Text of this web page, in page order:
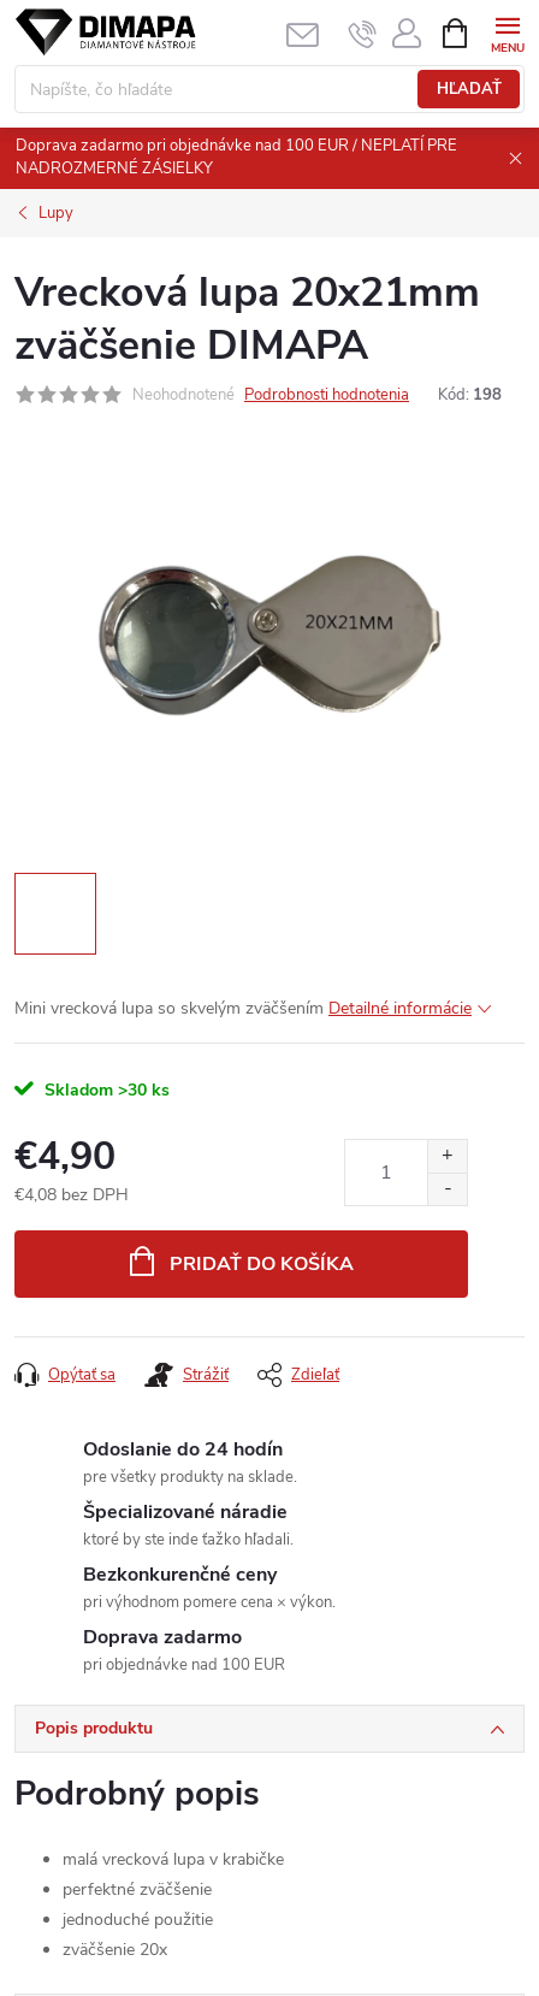
Prejsť
obsah
HĽADAŤ
KOŠÍK
Doprava zadarmo pri objednávke nad 100 EUR / NEPLATÍ PRE
NADROZMERNÉ ZÁSIELKY
Lupy
Vrecková lupa 20x21mm
zväčšenie DIMAPA
Neohodnotené Podrobnosti hodnotenia Kód: 198
Mini vrecková lupa so skvelým zväčšením Detailné informácie
Skladom >30 ks
€4,90
€4,08 bez DPH
PRIDAŤ DO KOŠÍKA
Opýtať sa Strážiť Zdieľať
Odoslanie do 24 hodín
pre všetky produkty na sklade.
Špecializované náradie
ktoré by ste inde ťažko hľadali.
Bezkonkurenčné ceny
pri výhodnom pomere cena × výkon.
Doprava zadarmo
pri objednávke nad 100 EUR
Popis produktu
Podrobný popis
malá vrecková lupa v krabičke
perfektné zväčšenie
jednoduché použitie
zväčšenie 20x